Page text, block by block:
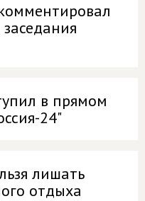
в прямом
24"
лишать
отдыха